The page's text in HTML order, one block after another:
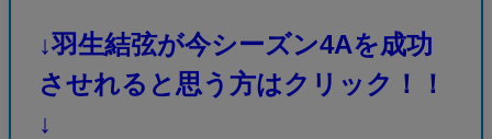
↓羽生結弦が今シーズン4Aを成功
させれると思う方はクリック！！
↓